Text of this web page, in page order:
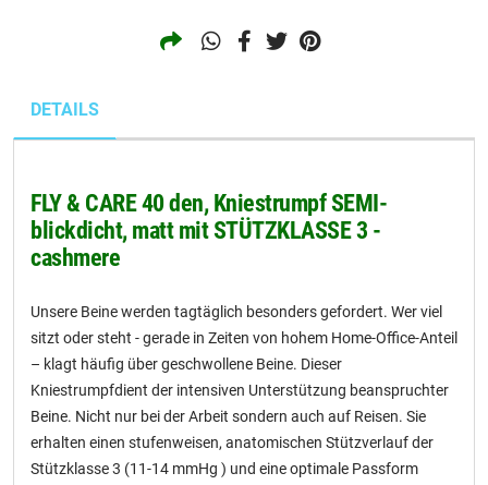
DETAILS
FLY & CARE 40 den, Kniestrumpf SEMI-
blickdicht, matt mit STÜTZKLASSE 3 -
cashmere
Unsere Beine werden tagtäglich besonders gefordert. Wer viel
sitzt oder steht - gerade in Zeiten von hohem Home-Office-Anteil
– klagt häufig über geschwollene Beine. Dieser
Kniestrumpfdient der intensiven Unterstützung beanspruchter
Beine. Nicht nur bei der Arbeit sondern auch auf Reisen. Sie
erhalten einen stufenweisen, anatomischen Stützverlauf der
Stützklasse 3 (11-14 mmHg ) und eine optimale Passform